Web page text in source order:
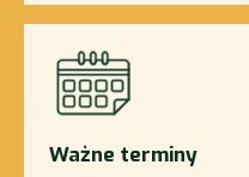
Ważne terminy